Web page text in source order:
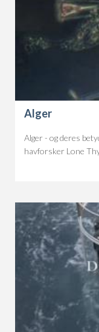
Alger
Alger - og deres
havforsker Lone